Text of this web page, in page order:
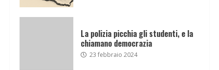
La polizia picchia gli studenti, e la
chiamano democrazia
23 febbraio 2024